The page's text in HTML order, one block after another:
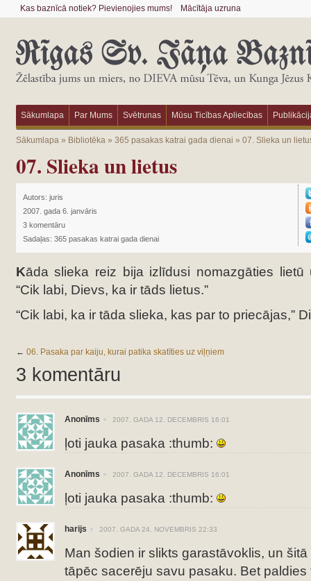
Kas baznīcā notiek? Pievienojies mums! Mācītāja uzruna
Sākumlapa Par Mums Svētrunas Mūsu Ticības Apliecības
Sākumlapa» Bibliotēka» 365 pasakas katrai gada dienai » 07. Slieka un
07. Slieka un lietus
Autors: juris
2007. gada 6. janvāris
3 komentāru
Sadaļas: 365 pasakas katrai gada dienai
Kāda slieka reiz bija izlīdusi nomazgāties lietū
“Cik labi, Dievs, ka ir tāds lietus.”
“Cik labi, ka ir tāda slieka, kas par to priecājas,”
← 06. Pasaka par kaiju, kurai patika skatīties uz viļņiem
3 komentāru
Anonīms 2007. GADA 12. DECEMBRIS 16:01
ļoti jauka pasaka :thumb:
Anonīms 2007. GADA 12. DECEMBRIS 16:01
ļoti jauka pasaka :thumb:
harijs 2007. GADA 24. NOVEMBRIS 22:33
Man šodien ir slikts garastāvoklis, un
tāpēc sacerēju savu pasaku. Bet paldies